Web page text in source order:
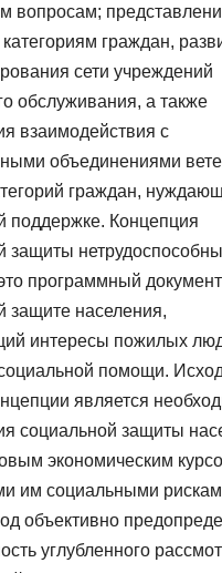
вопросам;
граждан,
сети учреждений
обслуживания, а также
взаимодействия с
объединениями
граждан,
поддержке. Концепция
защиты
программный
защите населения,
интересы пожилых
помощи.
является
социальной защиты
экономическим
им социальными
объективно
углубленного